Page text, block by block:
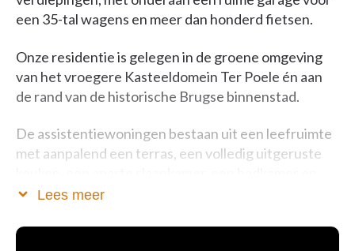
een 35-tal wagens en meer dan honderd fietsen.
Onze residentie is gelegen in de groene omgeving
van het vroegere Kasteeldomein Ter Poele én aan
de rand van de historische Brugse binnenstad.
De assistentiewoningen bestaan uit een leefruimte
met aanpalend een terras, een volledig uitgeruste
een berging. De locatie én de combinatie van
hotel is ronduit uniek. De bewoners hebben een
Lees meer